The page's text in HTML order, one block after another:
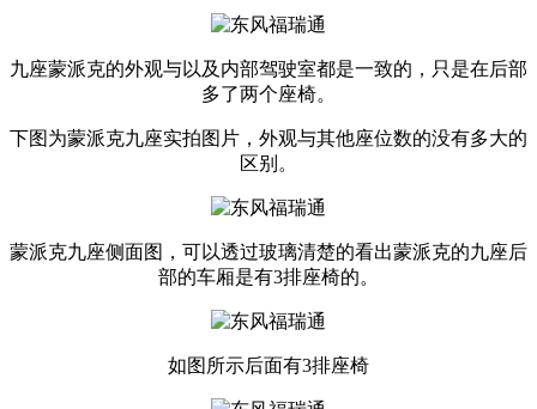
九座蒙派克的外观与以及内部驾驶室都是一致的，只是在后部
多了两个座椅。
下图为蒙派克九座实拍图片，外观与其他座位数的没有多大的
区别。
蒙派克九座侧面图，可以透过玻璃清楚的看出蒙派克的九座后
部的车厢是有3排座椅的。
如图所示后面有3排座椅